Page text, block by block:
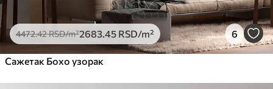
8166.674900.00RSD/m²
4472.42RSD/m²2683 .45 RSD/m² 6
Сажетак Бохо узорак